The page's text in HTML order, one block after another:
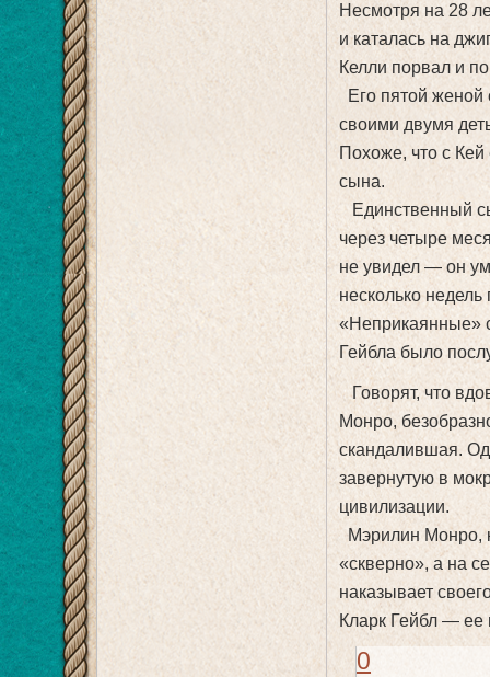
Несмотря на 28
и каталась на
Келли порвал и
Его пятой женой
своими двумя
Похоже, что с
сына.
Единственный
через четыре
не увидел — он
несколько
«Неприкаянные»
Гейбла было
Говорят, что
Монро,
скандалившая.
завернутую в
цивилизации.
Мэрилин Монро,
«скверно», а на
наказывает
Кларк Гейбл — ее
0